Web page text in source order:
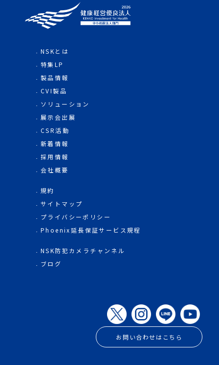
NSKとは
特集LP
製品情報
CVI製品
ソリューション
展示会出展
CSR活動
新着情報
採用情報
会社概要
規約
サイトマップ
プライバシーポリシー
Phoenix延長保証サービス規程
NSK防犯カメラチャンネル
ブログ
お問い合わせはこちら